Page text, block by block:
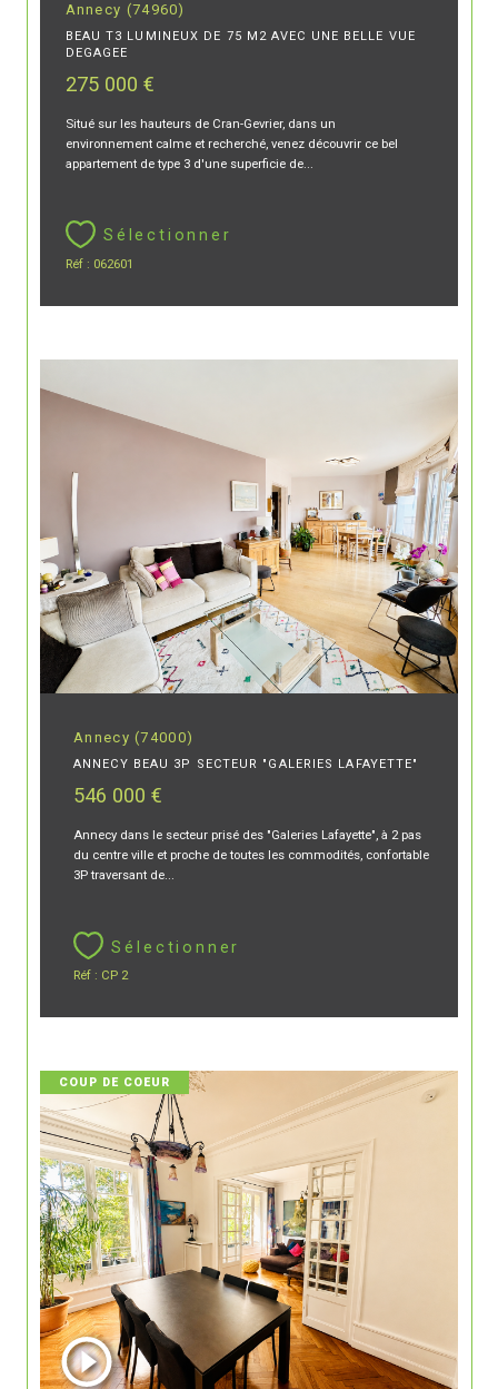
Annecy (74960)
BEAU T3 LUMINEUX DE 75 M2 AVEC UNE BELLE VUE
DEGAGEE
275 000 €
Situé sur les hauteurs de Cran-Gevrier, dans un
environnement calme et recherché, venez découvrir ce bel
appartement de type 3 d'une superficie de...
Sélectionner
Réf : 062601
Annecy (74000)
ANNECY BEAU 3P SECTEUR "GALERIES LAFAYETTE"
546 000 €
Annecy dans le secteur prisé des "Galeries Lafayette", à 2 pas
du centre ville et proche de toutes les commodités, confortable
3P traversant de...
Sélectionner
Réf : CP 2
COUP DE COEUR